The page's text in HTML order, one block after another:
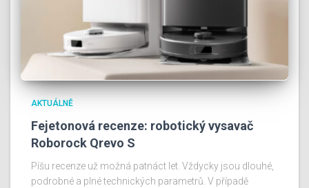
AKTUÁLNĚ
Fejetonová recenze: robotický vysavač
Roborock Qrevo S
Píšu recenze už možná patnáct let. Vždycky jsou dlouhé,
podrobné a plné technických parametrů. V případě